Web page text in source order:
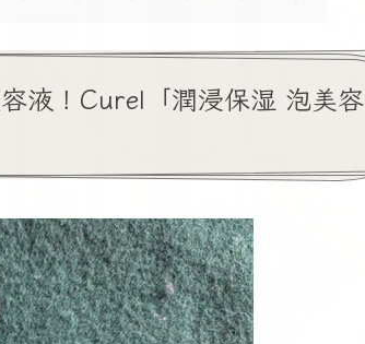
液！Curel「潤浸保湿 泡美容